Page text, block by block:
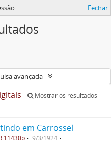
Fechar
avançada
Mostrar os resultados
em Carrossel
9/3/1924